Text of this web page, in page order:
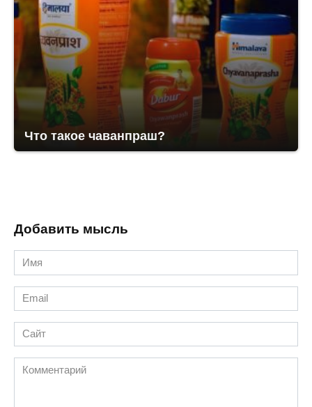
Что такое чаванпраш?
Добавить мысль
Имя
*
Email
*
Сайт
Комментарий